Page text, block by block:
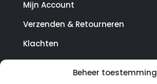
Beheer toestemming
Mijn Account
Verzenden & Retourneren
Klachten